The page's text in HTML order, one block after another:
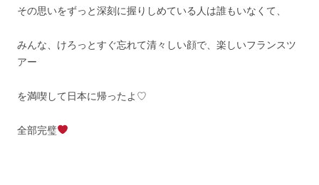
その思いをずっと深刻に握りしめている人は誰もいなくて、
みんな、けろっとすぐ忘れて清々しい顔で、楽しいフランスツ
アー
を満喫して日本に帰ったよ♡
全部完璧